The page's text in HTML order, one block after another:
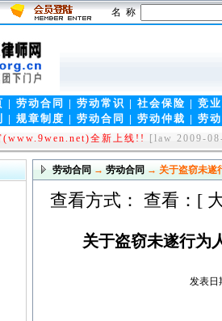
名 称
| 劳动合同 | 劳动常识 | 社会保险 | 竞
| 规章制度 | 劳动合同 | 劳动仲裁 | 劳
(www.9wen.net)全新上线!! [law 2009-
中国律师信息港集团(www.5ask.net)成立!
劳动合同 → 劳动合同 → 关于盗窃未遂
查看方式： 查看：[
关于盗窃未遂行为
发表日